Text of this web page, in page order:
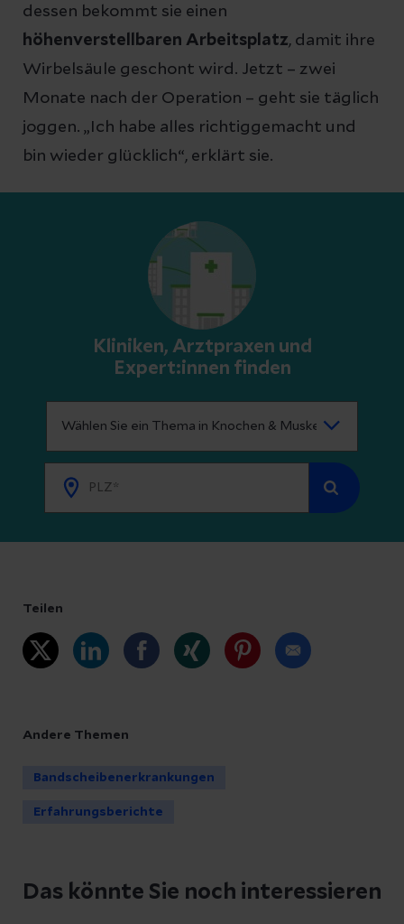
dessen bekommt sie einen
höhenverstellbaren Arbeitsplatz, damit ihre
Wirbelsäule geschont wird. Jetzt – zwei
Monate nach der Operation – geht sie täglich
joggen. „Ich habe alles richtiggemacht und
bin wieder glücklich“, erklärt sie.
Kliniken, Arztpraxen und
Expert:innen finden
Teilen
Andere Themen
Bandscheibenerkrankungen
Erfahrungsberichte
Das könnte Sie noch interessieren